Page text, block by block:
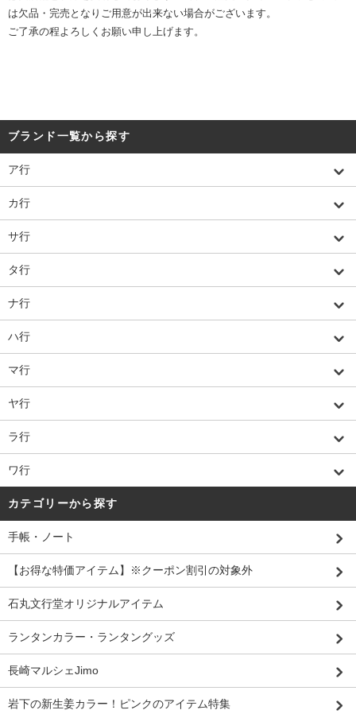
は欠品・完売となりご用意が出来ない場合がございます。
ご了承の程よろしくお願い申し上げます。
ブランド一覧から探す
ア行
カ行
サ行
タ行
ナ行
ハ行
マ行
ヤ行
ラ行
ワ行
カテゴリーから探す
手帳・ノート
【お得な特価アイテム】※クーポン割引の対象外
石丸文行堂オリジナルアイテム
ランタンカラー・ランタングッズ
長崎マルシェJimo
岩下の新生姜カラー！ピンクのアイテム特集